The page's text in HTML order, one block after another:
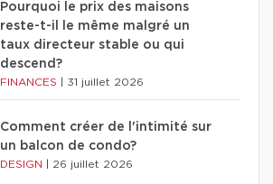
Pourquoi le prix des maisons
reste-t-il le même malgré un
taux directeur stable ou qui
descend?
FINANCES 31 juillet 2026
Comment créer de l'intimité sur
un balcon de condo?
DESIGN 26 juillet 2026